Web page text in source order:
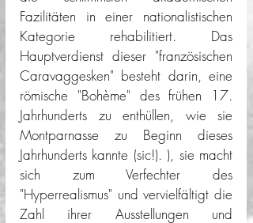
Fazilitäten in einer nationalistischen
Kategorie rehabilitiert. Das
Hauptverdienst dieser "französischen
Caravaggesken" besteht darin, eine
römische "Bohème" des frühen 17.
Jahrhunderts zu enthüllen, wie sie
Montparnasse zu Beginn dieses
Jahrhunderts kannte (sic!). ), sie macht
sich zum Verfechter des
"Hyperrealismus" und vervielfältigt die
Zahl ihrer Ausstellungen und